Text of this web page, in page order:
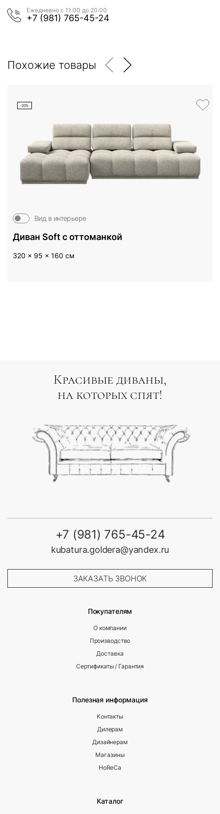
Ежедневно с 11:00 до 20:00
+7 (981) 765-45-24
Похожие товары
-20%
Вид в интерьере
Диван Soft c оттоманкой
320 x 95 x 160 см
Красивые диваны,
на которых спят!
Покупателям
О компании
Производство
Доставка
Сертификаты / Гарантия
Полезная информация
Контакты
Дилерам
Дизайнерам
Магазины
HoReCa
Каталог
+7 (981) 765-45-24
kubatura.goldera@yandex.ru
ЗАКАЗАТЬ ЗВОНОК